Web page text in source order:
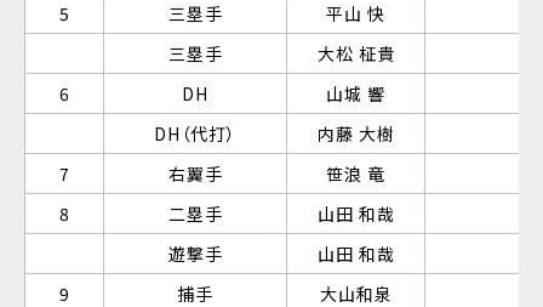
5
三塁手
平山 快
三塁手
大松 柾貴
6
DH
山城 響
DH（代打）
内藤 大樹
7
右翼手
笹浪 竜
8
二塁手
山田 和哉
遊撃手
山田 和哉
9
捕手 大山和泉